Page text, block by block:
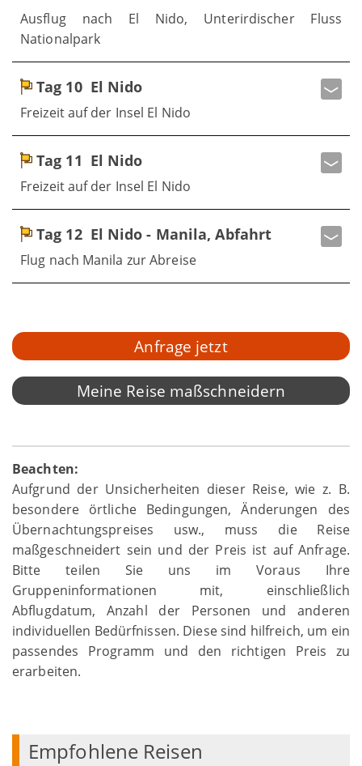
Ausflug nach El Nido, Unterirdischer Fluss
Nationalpark
Tag 10 El Nido
Freizeit auf der Insel El Nido
Tag 11 El Nido
Freizeit auf der Insel El Nido
Tag 12 El Nido - Manila, Abfahrt
Flug nach Manila zur Abreise
Anfrage jetzt
Meine Reise maßschneidern
Beachten:
Aufgrund der Unsicherheiten dieser Reise, wie z. B.
besondere örtliche Bedingungen, Änderungen des
Übernachtungspreises usw., muss die Reise
maßgeschneidert sein und der Preis ist auf Anfrage.
Bitte teilen Sie uns im Voraus Ihre
Gruppeninformationen mit, einschließlich
Abflugdatum, Anzahl der Personen und anderen
individuellen Bedürfnissen. Diese sind hilfreich, um ein
passendes Programm und den richtigen Preis zu
erarbeiten.
Empfohlene Reisen